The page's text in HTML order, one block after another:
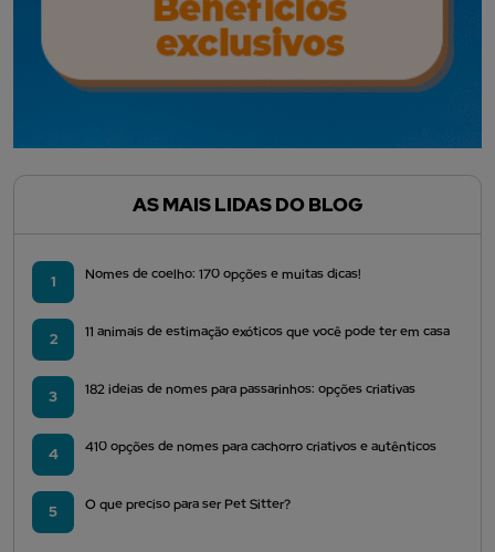
AS MAIS LIDAS DO BLOG
1 Nomes de coelho: 170 opções e muitas dicas!
2 11 animais de estimação exóticos que você pode ter em casa
3 182 ideias de nomes para passarinhos: opções criativas
4 410 opções de nomes para cachorro criativos e autênticos
5 O que preciso para ser Pet Sitter?